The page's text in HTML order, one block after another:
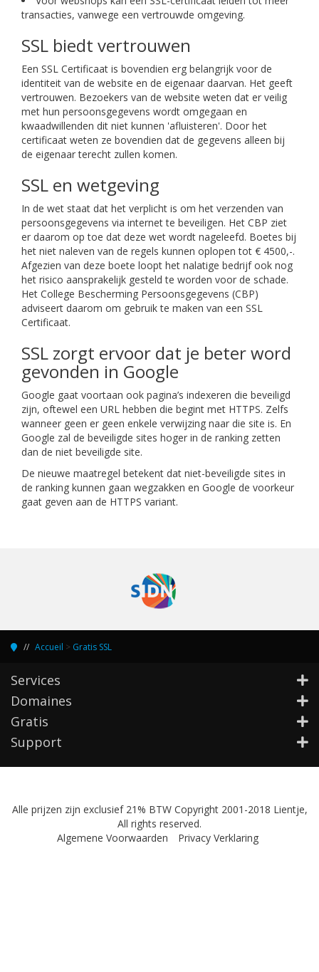
transacties, vanwege een vertrouwde omgeving.
SSL biedt vertrouwen
Een SSL Certificaat is bovendien erg belangrijk voor de
identiteit van de website en de eigenaar daarvan. Het geeft
vertrouwen. Bezoekers van de website weten dat er veilig
met hun persoonsgegevens wordt omgegaan en
kwaadwillenden dit niet kunnen 'afluisteren'. Door het
certificaat weten ze bovendien dat de gegevens alleen bij
de eigenaar terecht zullen komen.
SSL en wetgeving
In de wet staat dat het verplicht is om het verzenden van
persoonsgegevens via internet te beveiligen. Het CBP ziet
er daarom op toe dat deze wet wordt nageleefd. Boetes bij
het niet naleven van de regels kunnen oplopen tot € 4500,-.
Afgezien van deze boete loopt het nalatige bedrijf ook nog
het risico aansprakelijk gesteld te worden voor de schade.
Het College Bescherming Persoonsgegevens (CBP)
adviseert daarom om gebruik te maken van een SSL
Certificaat.
SSL zorgt ervoor dat je beter word
gevonden in Google
Google gaat voortaan ook pagina’s indexeren die beveiligd
zijn, oftewel een URL hebben die begint met HTTPS. Zelfs
wanneer geen er geen enkele verwijzing naar die site is. En
Google zal de beveiligde sites hoger in de ranking zetten
dan de niet beveiligde site.
De nieuwe maatregel betekent dat niet-beveiligde sites in
de ranking kunnen gaan wegzakken en Google de voorkeur
gaat geven aan de HTTPS variant.
Accueil > Gratis SSL
Services
Domaines
Gratis
Support
Alle prijzen zijn exclusief 21% BTW Copyright 2001-2018 Lientje,
All rights reserved.
Algemene Voorwaarden
Privacy Verklaring